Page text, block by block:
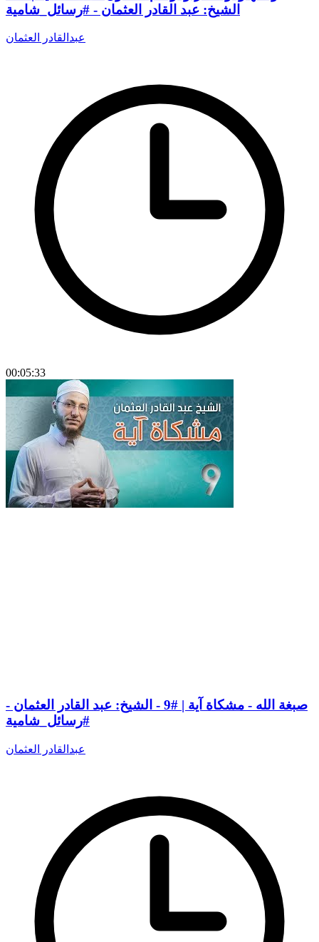
الشيخ: عبد القادر العثمان - #رسائل_شامية
عبدالقادر العثمان
00:05:33
صبغة الله - مشكاة آية | #9 - الشيخ: عبد القادر العثمان -
#رسائل_شامية
عبدالقادر العثمان